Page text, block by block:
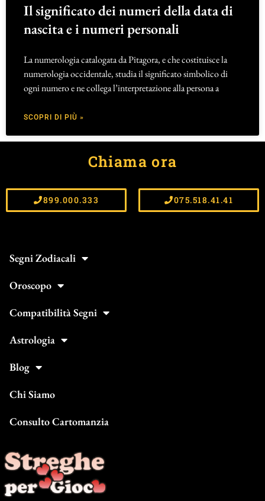
Il significato dei numeri della data di
nascita e i numeri personali
La numerologia catalogata da Pitagora, e che costituisce la
numerologia occidentale, studia il significato simbolico di
ogni numero e ne collega l’interpretazione alla persona a
SCOPRI DI PIÙ »
Chiama ora
899.000.333 075.518.41.41
Segni Zodiacali
Oroscopo
Compatibilità Segni
Astrologia
Blog
Chi Siamo
Consulto Cartomanzia